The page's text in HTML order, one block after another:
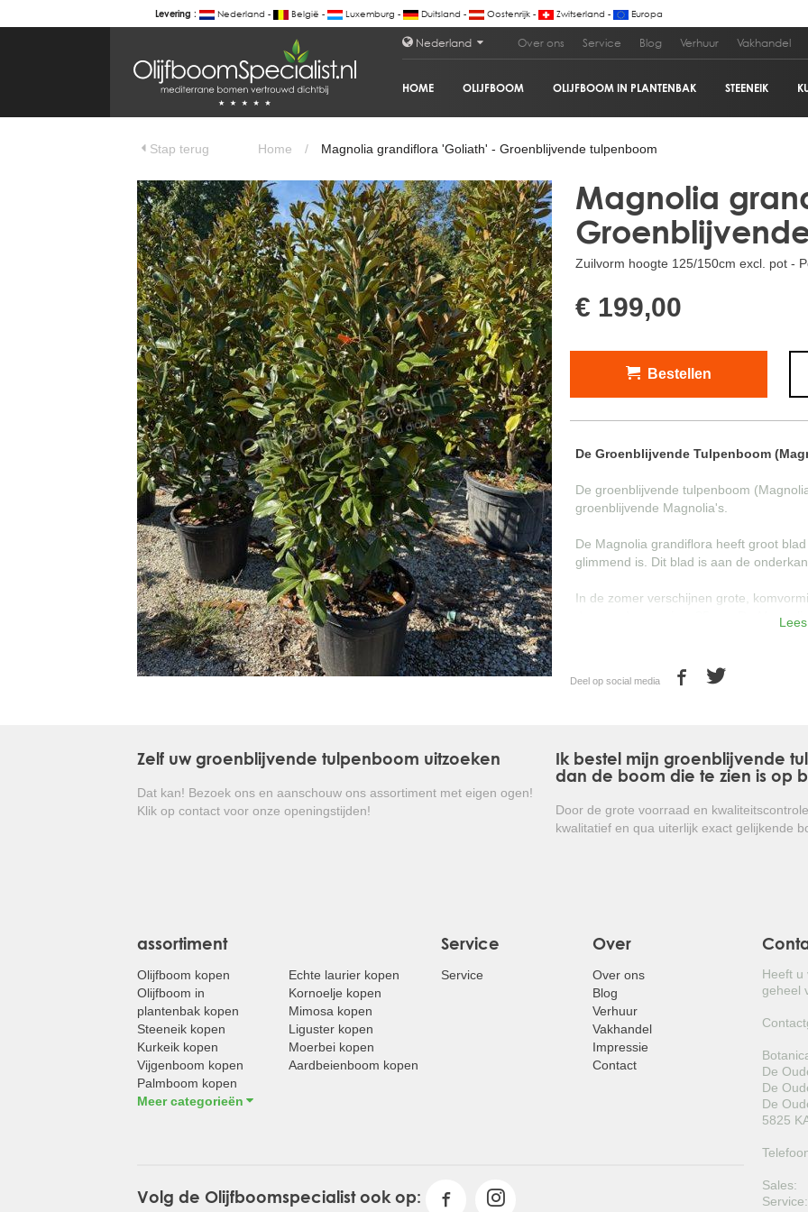
Levering : Nederland - België - Luxemburg - Duitsland - Oostenrijk - Zwitserland - Europa
BOTANICALGROUP
WERKGEBIEDEN & WEBSITES
OLIJFBOOMSPECIALIST.NL
OLIJFBOOMSPECIALIST.BE
DRZEWAOLIWNE.PL
OLIVETREESPECIALIST.COM
Bomen
BOMEN.NL
GROENBLIJVENDEBOMEN.NL
GROENBLIJVENDEBOMEN.BE
PALMBOMENSPECIALIST.NL
IMMERGRUENEBAEUME.DE
Botanicalgroup
BOTANICALGROUP.EU
BOTANICALGROUP.DE
BOTANICALGROUP.BE
Treesafe
VORSTBESCHERMINGVOORBOMEN.NL
WINTERSCHUTZFUERBAEUME.DE
FROSTPROTECTIONFORTREES.CO.UK
Terracotta
TERRACOTTA.NL
TERRACOTTA.BE
TERRAKOTTA.DE
Nederland Over ons Service Blog Verhuur Vakhandel
HOME OLIJFBOOM OLIJFBOOM IN PLANTENBAK STEENEIK
Magnolia grandiflora 'Goliath' - Groenblijvende tulpenboom €
Stap terug Home / Magnolia grandiflora 'Goliath' - Groenblijvende tulpenboom
Magnolia
Zuilvorm hoogte 125/150cm excl. pot -
€ 199,00
Bestellen
De Groenblijvende Tulpenboom
De groenblijvende tulpenboom
groenblijvende Magnolia's.
De Magnolia grandiflora heeft groot
glimmend is. Dit blad is aan de
In de zomer verschijnen grote,
doorsnede van circa 25 cm. De
De groenblijvende tulpenboom is
hierdoor goed aan te planten in West-
Deel op social media
Zelf uw groenblijvende tulpenboom uitzoeken
Dat kan! Bezoek ons en aanschouw ons assortiment met eigen ogen!
Klik op contact voor onze openingstijden!
Ik bestel mijn groenblijvende
dan de boom die te zien is op
Door de grote voorraad en
kwalitatief en qua uiterlijk exact gelijkende
assortiment
Olijfboom kopen
Olijfboom in
plantenbak kopen
Steeneik kopen
Kurkeik kopen
Vijgenboom kopen
Palmboom kopen
Meer categorieën
Echte laurier kopen
Kornoelje kopen
Mimosa kopen
Liguster kopen
Moerbei kopen
Aardbeienboom kopen
Service
Service
Over
Over ons
Blog
Verhuur
Vakhandel
Impressie
Contact
Volg de Olijfboomspecialist ook op:
Heeft u
geheel
De
De
De
5825
Sales:
Service: